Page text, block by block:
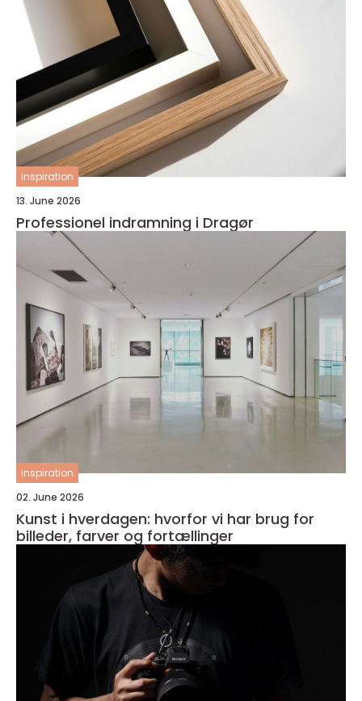
inspiration
13. June 2026
Professionel indramning i Dragør
inspiration
02. June 2026
Kunst i hverdagen: hvorfor vi har brug for
billeder, farver og fortællinger